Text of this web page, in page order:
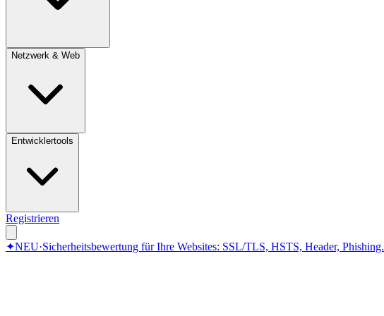
Netzwerk & Web
Entwicklertools
Registrieren
✦NEU·Sicherheitsbewertung für Ihre Websites: SSL/TLS, HSTS, Header, Phishing.